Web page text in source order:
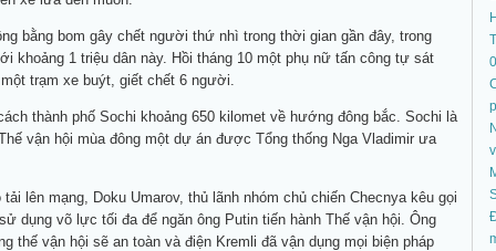
bằng bom gây chết người thứ nhì trong thời gian gần đây, trong
khoảng 1 triệu dân này. Hồi tháng 10 một phụ nữ tấn công tự sát
trạm xe buýt, giết chết 6 người.
thành phố Sochi khoảng 650 kilomet về hướng đông bắc. Sochi là
vận hội mùa đông một dự án được Tổng thống Nga Vladimir ưa
tải lên mạng, Doku Umarov, thủ lãnh nhóm chủ chiến Checnya kêu gọi
dụng võ lực tối đa để ngăn ông Putin tiến hành Thế vận hội. Ông
thế vận hội sẽ an toàn và điện Kremli đã vận dụng mọi biện pháp